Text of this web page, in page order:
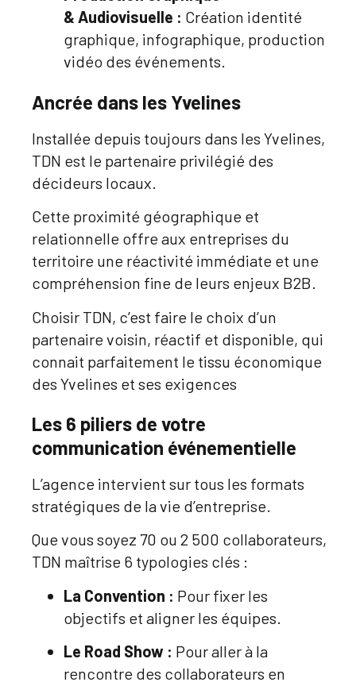
& Audiovisuelle : Création identité
graphique, infographique, production
vidéo des événements.
Ancrée dans les Yvelines
Installée depuis toujours dans les Yvelines,
TDN est le partenaire privilégié des
décideurs locaux.
Cette proximité géographique et
relationnelle offre aux entreprises du
territoire une réactivité immédiate et une
compréhension fine de leurs enjeux B2B.
Choisir TDN, c’est faire le choix d’un
partenaire voisin, réactif et disponible, qui
connait parfaitement le tissu économique
des Yvelines et ses exigences
Les 6 piliers de votre
communication événementielle
L’agence intervient sur tous les formats
stratégiques de la vie d’entreprise.
Que vous soyez 70 ou 2 500 collaborateurs,
TDN maîtrise 6 typologies clés :
La Convention : Pour fixer les
objectifs et aligner les équipes.
Le Road Show : Pour aller à la
rencontre des collaborateurs en